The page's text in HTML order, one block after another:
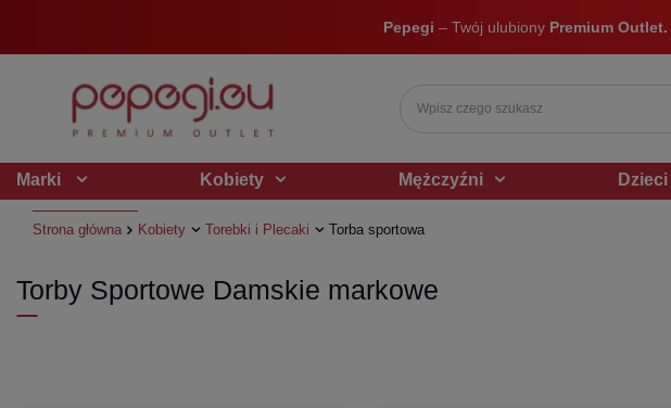
Pepegi – Twój ulubiony Premium Outlet.
Marki Kobiety Mężczyźni Dzieci
Strona główna Kobiety Torebki i Plecaki Torba sportowa
Torby Sportowe Damskie markowe